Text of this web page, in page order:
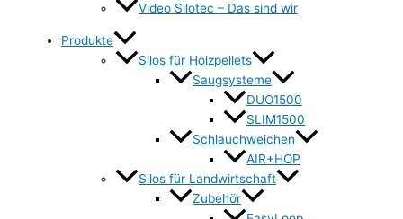
Video Silotec – Das sind wir
Produkte
Silos für Holzpellets
Saugsysteme
DUO1500
SLIM1500
Schlauchweichen
AIR+HOP
Silos für Landwirtschaft
Zubehör